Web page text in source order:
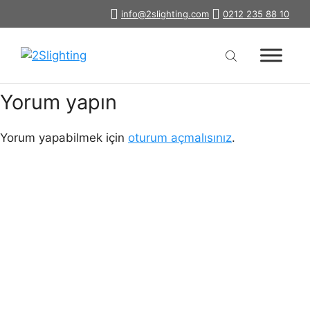
atla
info@2slighting.com 0212 235 88 10
ledli-downlight-2s-7395
Yorum yapın
Yorum yapabilmek için oturum açmalısınız.